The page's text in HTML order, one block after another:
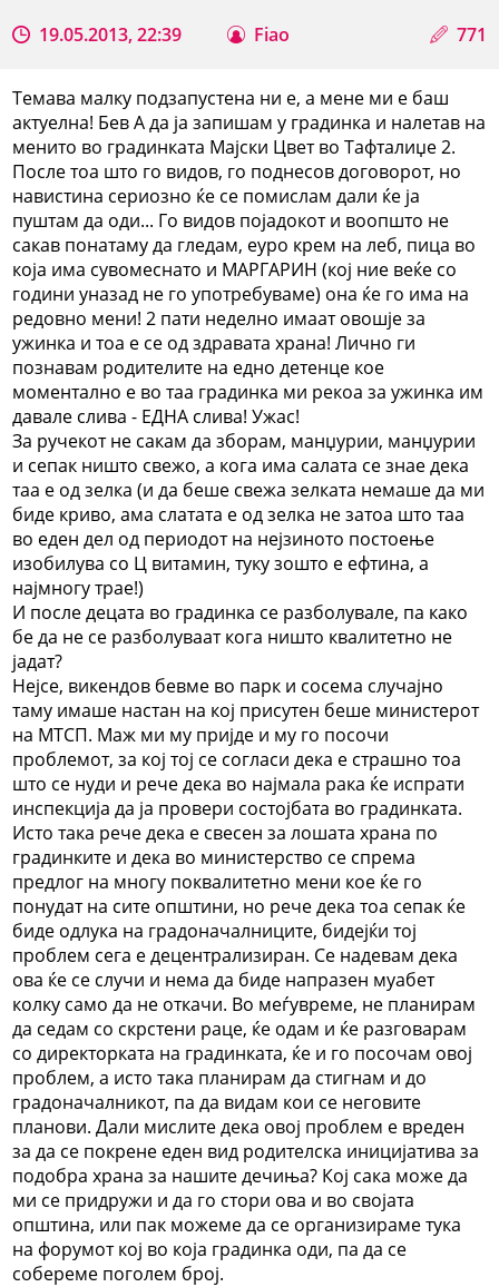
19.05.2013, 22:39 Fiao 771
Темава малку подзапустена ни е, а мене ми е баш
актуелна! Бев А да ја запишам у градинка и налетав на
менито во градинката Мајски Цвет во Тафталиџе 2.
После тоа што го видов, го поднесов договорот, но
навистина сериозно ќе се помислам дали ќе ја
пуштам да оди... Го видов појадокот и воопшто не
сакав понатаму да гледам, еуро крем на леб, пица во
која има сувомеснато и МАРГАРИН (кој ние веќе со
години уназад не го употребуваме) она ќе го има на
редовно мени! 2 пати неделно имаат овошје за
ужинка и тоа е се од здравата храна! Лично ги
познавам родителите на едно детенце кое
моментално е во таа градинка ми рекоа за ужинка им
давале слива - ЕДНА слива! Ужас!
За ручекот не сакам да зборам, манџурии, манџурии
и сепак ништо свежо, а кога има салата се знае дека
таа е од зелка (и да беше свежа зелката немаше да ми
биде криво, ама слатата е од зелка не затоа што таа
во еден дел од периодот на нејзиното постоење
изобилува со Ц витамин, туку зошто е ефтина, а
најмногу трае!)
И после децата во градинка се разболувале, па како
бе да не се разболуваат кога ништо квалитетно не
јадат?
Нејсе, викендов бевме во парк и сосема случајно
таму имаше настан на кој присутен беше министерот
на МТСП. Маж ми му пријде и му го посочи
проблемот, за кој тој се согласи дека е страшно тоа
што се нуди и рече дека во најмала рака ќе испрати
инспекција да ја провери состојбата во градинката.
Исто така рече дека е свесен за лошата храна по
градинките и дека во министерство се спрема
предлог на многу поквалитетно мени кое ќе го
понудат на сите општини, но рече дека тоа сепак ќе
биде одлука на градоначалниците, бидејќи тој
проблем сега е децентрализиран. Се надевам дека
ова ќе се случи и нема да биде напразен муабет
колку само да не откачи. Во меѓувреме, не планирам
да седам со скрстени раце, ќе одам и ќе разговарам
со директорката на градинката, ќе и го посочам овој
проблем, а исто така планирам да стигнам и до
градоначалникот, па да видам кои се неговите
планови. Дали мислите дека овој проблем е вреден
за да се покрене еден вид родителска иницијатива за
подобра храна за нашите дечиња? Кој сака може да
ми се придружи и да го стори ова и во својата
општина, или пак можеме да се организираме тука
на форумот кој во која градинка оди, па да се
собереме поголем број.